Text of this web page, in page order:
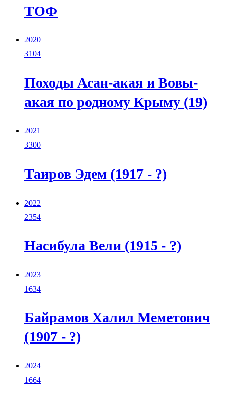
ТОФ
2020
3104
Походы Асан-акая и Вовы-
акая по родному Крыму (19)
2021
3300
Таиров Эдем (1917 - ?)
2022
2354
Насибула Вели (1915 - ?)
2023
1634
Байрамов Халил Меметович
(1907 - ?)
2024
1664